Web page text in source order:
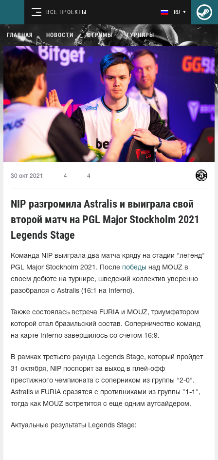
ВСЕ ПРОЕКТЫ RU
ГЛАВНАЯ НОВОСТИ СТРИМЫ ТУРНИРЫ
30 окт 2021 4 4
NIP разгромила Astralis и выиграла свой
второй матч на PGL Major Stockholm 2021
Legends Stage
Команда NIP выиграла два матча кряду на стадии "легенд"
PGL Major Stockholm 2021. После победы над MOUZ в
своем дебюте на турнире, шведский коллектив уверенно
разобрался с Astralis (16:1 на Inferno).
Также состоялась встреча FURIA и MOUZ, триумфатором
которой стал бразильский состав. Соперничество команд
на карте Inferno завершилось со счетом 16:9.
В рамках третьего раунда Legends Stage, который пройдет
31 октября, NIP поспорит за выход в плей-офф
престижного чемпионата с соперником из группы "2-0".
Astralis и FURIA сразятся с противниками из группы "1-1",
тогда как MOUZ встретится с еще одним аутсайдером.
Актуальные результаты Legends Stage: